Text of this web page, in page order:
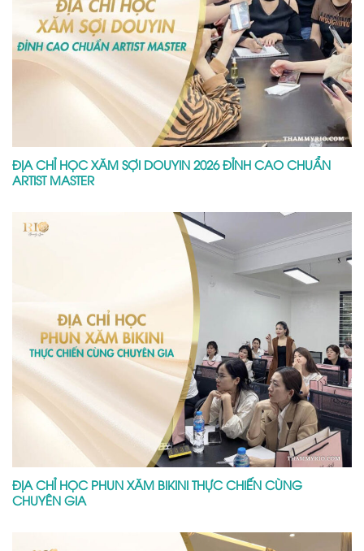
ĐỊA CHỈ HỌC XĂM SỢI DOUYIN 2026 ĐỈNH CAO CHUẨN
ARTIST MASTER
ĐỊA CHỈ HỌC PHUN XĂM BIKINI THỰC CHIẾN CÙNG
CHUYÊN GIA